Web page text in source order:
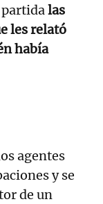
las
les relató
había
agentes
y se
de un